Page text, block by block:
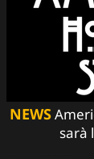
NEWS
sarà